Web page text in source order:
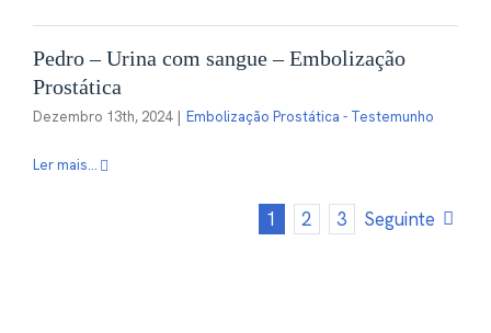
Pedro – Urina com sangue – Embolização
Prostática
Dezembro 13th, 2024 | Embolização Prostática - Testemunho
Ler mais...
1 2 3 Seguinte